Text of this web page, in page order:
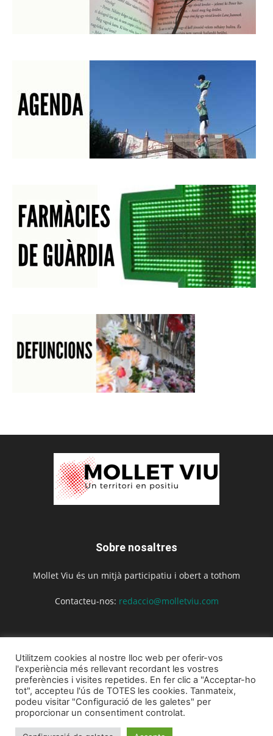
Sobre nosaltres
Mollet Viu és un mitjà participatiu i obert a tothom
Contacteu-nos: redaccio@molletviu.com
Inici Actualitat Agenda Opinió
Utilitzem cookies al nostre lloc web per oferir-vos
l'experiència més rellevant recordant les vostres
preferències i visites repetides. En fer clic a "Acceptar-ho
tot", accepteu l'ús de TOTES les cookies. Tanmateix,
podeu visitar "Configuració de les galetes" per
proporcionar un consentiment controlat.